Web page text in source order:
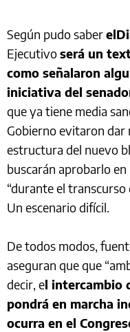
Según pudo saber
Ejecutivoserá un
como señalaron
iniciativa del
que ya tiene media
Gobierno evitaron dar
estructura del nuevo
buscarán aprobarlo
“durante el transcurso
Un escenario difícil.
De todos modos,
aseguran que que
decir, el intercambio
pondrá en marcha
ocurra en el